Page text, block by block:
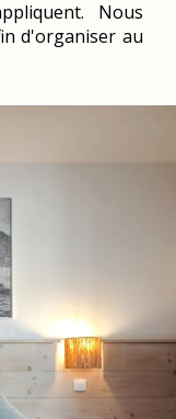
Nous
d'organiser au